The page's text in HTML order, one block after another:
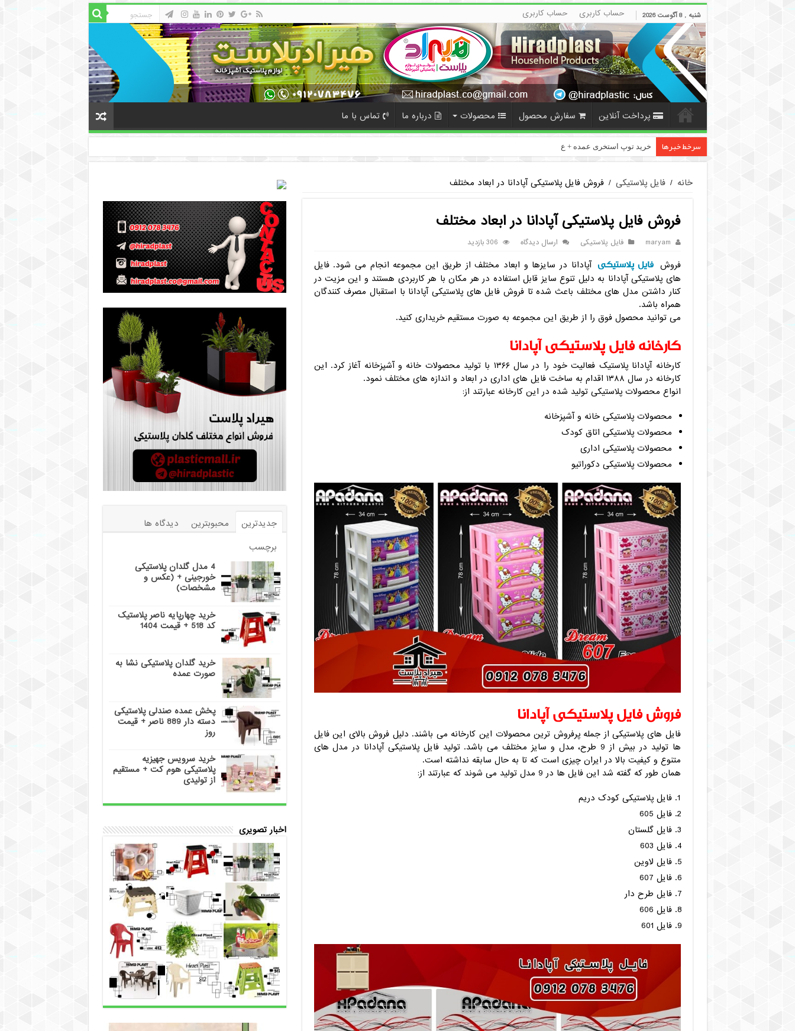
شنبه , 8 آگوست 2026 حساب کاربری حساب کاربری
پرداخت آنلاین سفارش محصول محصولات درباره ما تماس با ما
سرخط خبرها خرید توپ استخری عمده + عکس و قیمت
خانه / فایل پلاستیکی / فروش فایل پلاستیکی آپادانا در ابعاد مختلف
فروش فایل پلاستیکی آپادانا در ابعاد مختلف
maryam فایل پلاستیکی ارسال دیدگاه 306 بازدید
فروش فایل پلاستیکی آپادانا در سایزها و ابعاد مختلف از طریق این مجموعه انجام می شود. فایل
های پلاستیکی آپادانا به دلیل تنوع سایز قابل استفاده در هر مکان با هر کاربردی هستند و این مزیت در
کنار داشتن مدل های مختلف باعث شده تا فروش فایل های پلاستیکی آپادانا با استقبال مصرف کنندگان
همراه باشد.
می توانید محصول فوق را از طریق این مجموعه به صورت مستقیم خریداری کنید.
کارخانه فایل پلاستیکی آپادانا
کارخانه آپادانا پلاستیک فعالیت خود را در سال ۱۳۶۶ با تولید محصولات خانه و آشپزخانه آغاز کرد. این
کارخانه در سال ۱۳۸۸ اقدام به ساخت فایل های اداری در ابعاد و اندازه های مختلف نمود.
انواع محصولات پلاستیکی تولید شده در این کارخانه عبارتند از:
محصولات پلاستیکی خانه و آشپزخانه
محصولات پلاستیکی اتاق کودک
محصولات پلاستیکی اداری
محصولات پلاستیکی دکوراتیو
فروش فایل پلاستیکی آپادانا
فایل های پلاستیکی از جمله پرفروش ترین محصولات این کارخانه می باشند. دلیل فروش بالای این فایل
ها تولید در بیش از 9 طرح، مدل و سایز مختلف می باشد. تولید فایل پلاستیکی آپادانا در مدل های
متنوع و کیفیت بالا در ایران چیزی است که تا به حال سابقه نداشته است.
همان طور که گفته شد این فایل ها در 9 مدل تولید می شوند که عبارتند از:
فایل پلاستیکی کودک دریم
فایل 605
فایل گلستان
فایل 603
فایل لاوین
فایل 607
فایل طرح دار
فایل 606
فایل 601
جدیدترین محبوبترین
دیدگاه ها
برچسب
4 مدل گلدان پلاستیکی
خورجینی + (عکس و
مشخصات)
خرید چهارپایه ناصر پلاستیک
کد 518 + قیمت 1404
خرید گلدان پلاستیکی نشا به
صورت عمده
پخش عمده صندلی پلاستیکی
دسته دار 889 ناصر + قیمت
روز
خرید سرویس جهیزیه
پلاستیکی هوم کت + مستقیم
از تولیدی
اخبار تصویری